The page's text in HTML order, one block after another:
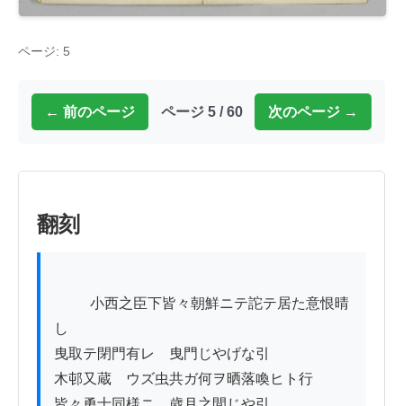
ページ: 5
← 前のページ ページ 5 / 60 次のページ →
翻刻
し
曳取テ閉門有レ　曳門じやげな引
木邨又蔵　ウズ虫共ガ何ヲ晒落喚ヒト行